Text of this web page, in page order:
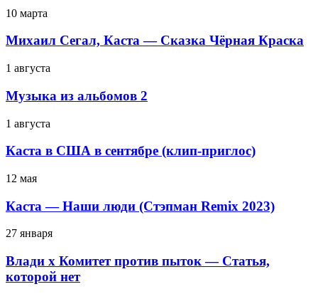
10 марта
Михаил Сегал, Каста — Сказка Чёрная Краска
1 августа
Музыка из альбомов 2
1 августа
Каста в США в сентябре (клип-приглос)
12 мая
Каста — Наши люди (Стэпман Remix 2023)
27 января
Влади х Комитет против пыток — Статья,
которой нет